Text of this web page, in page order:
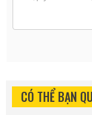
CÓ THỂ BẠN